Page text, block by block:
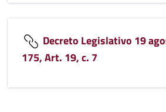
Decreto Legislativo 19
175, Art. 19, c. 7